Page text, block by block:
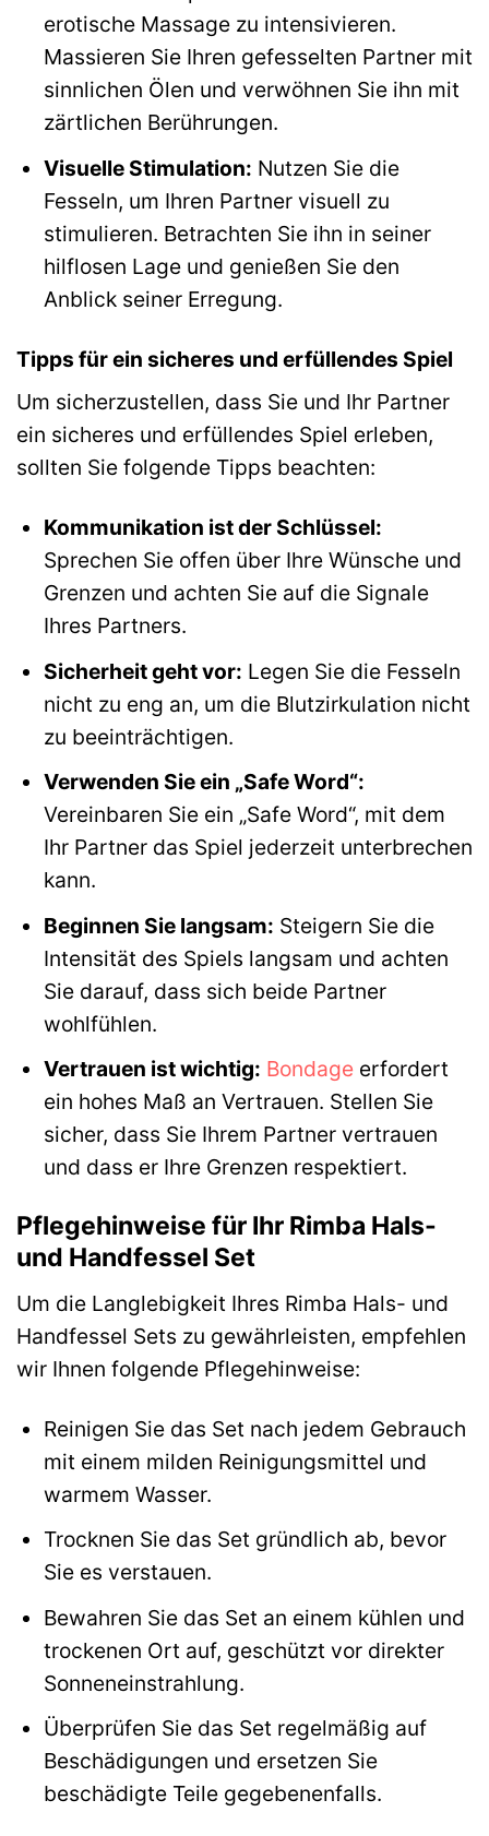
erotische Massage zu intensivieren.
Massieren Sie Ihren gefesselten Partner mit
sinnlichen Ölen und verwöhnen Sie ihn mit
zärtlichen Berührungen.
Visuelle Stimulation: Nutzen Sie die
Fesseln, um Ihren Partner visuell zu
stimulieren. Betrachten Sie ihn in seiner
hilflosen Lage und genießen Sie den
Anblick seiner Erregung.
Tipps für ein sicheres und erfüllendes Spiel
Um sicherzustellen, dass Sie und Ihr Partner
ein sicheres und erfüllendes Spiel erleben,
sollten Sie folgende Tipps beachten:
Kommunikation ist der Schlüssel:
Sprechen Sie offen über Ihre Wünsche und
Grenzen und achten Sie auf die Signale
Ihres Partners.
Sicherheit geht vor: Legen Sie die Fesseln
nicht zu eng an, um die Blutzirkulation nicht
zu beeinträchtigen.
Verwenden Sie ein „Safe Word“:
Vereinbaren Sie ein „Safe Word“, mit dem
Ihr Partner das Spiel jederzeit unterbrechen
kann.
Beginnen Sie langsam: Steigern Sie die
Intensität des Spiels langsam und achten
Sie darauf, dass sich beide Partner
wohlfühlen.
Vertrauen ist wichtig: Bondageerfordert
ein hohes Maß an Vertrauen. Stellen Sie
sicher, dass Sie Ihrem Partner vertrauen
und dass er Ihre Grenzen respektiert.
Pflegehinweise für Ihr Rimba Hals-
und Handfessel Set
Um die Langlebigkeit Ihres Rimba Hals- und
Handfessel Sets zu gewährleisten, empfehlen
wir Ihnen folgende Pflegehinweise:
Reinigen Sie das Set nach jedem Gebrauch
mit einem milden Reinigungsmittel und
warmem Wasser.
Trocknen Sie das Set gründlich ab, bevor
Sie es verstauen.
Bewahren Sie das Set an einem kühlen und
trockenen Ort auf, geschützt vor direkter
Sonneneinstrahlung.
Überprüfen Sie das Set regelmäßig auf
Beschädigungen und ersetzen Sie
beschädigte Teile gegebenenfalls.